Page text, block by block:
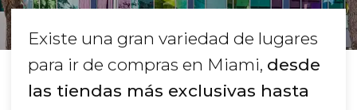
Existe una gran variedad de lugares
para ir de compras en Miami, desde
las tiendas más exclusivas hasta